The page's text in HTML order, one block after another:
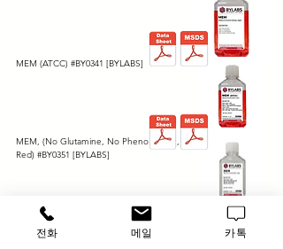
MEM (ATCC) #BY0341 [BYLABS]
MEM, (No Glutamine, No Phenol
Red) #BY0351 [BYLABS]
가격
₩36,000
MEM, (No Phenol Red) #BY0361
[BYLABS]
전화 메일 카톡